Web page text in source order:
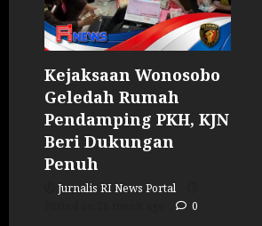
Kejaksaan Wonosobo
Geledah Rumah
Pendamping PKH, KJN
Beri Dukungan
Penuh
Jurnalis RI News Portal
0